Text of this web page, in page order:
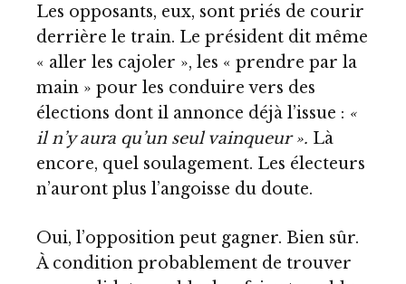
Les opposants, eux, sont priés de courir
derrière le train. Le président dit même
« aller les cajoler », les « prendre par la
main » pour les conduire vers des
élections dont il annonce déjà l’issue : «
il n’y aura qu’un seul vainqueur ». Là
encore, quel soulagement. Les électeurs
n’auront plus l’angoisse du doute.
Oui, l’opposition peut gagner. Bien sûr.
À condition probablement de trouver